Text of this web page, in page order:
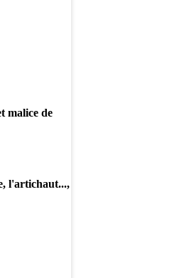
malice de
l'artichaut...,